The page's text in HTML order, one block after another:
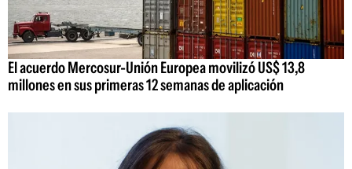
El acuerdo Mercosur-Unión Europea movilizó US$ 13,8
millones en sus primeras 12 semanas de aplicación